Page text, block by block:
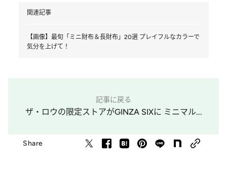
関連記事
【画像】最旬「ミニ財布＆長財布」20選 プレイフルなカラーで
気分を上げて！
記事に戻る
ザ・ロウの限定ストアがGINZA SIXに ミニマル...
Share